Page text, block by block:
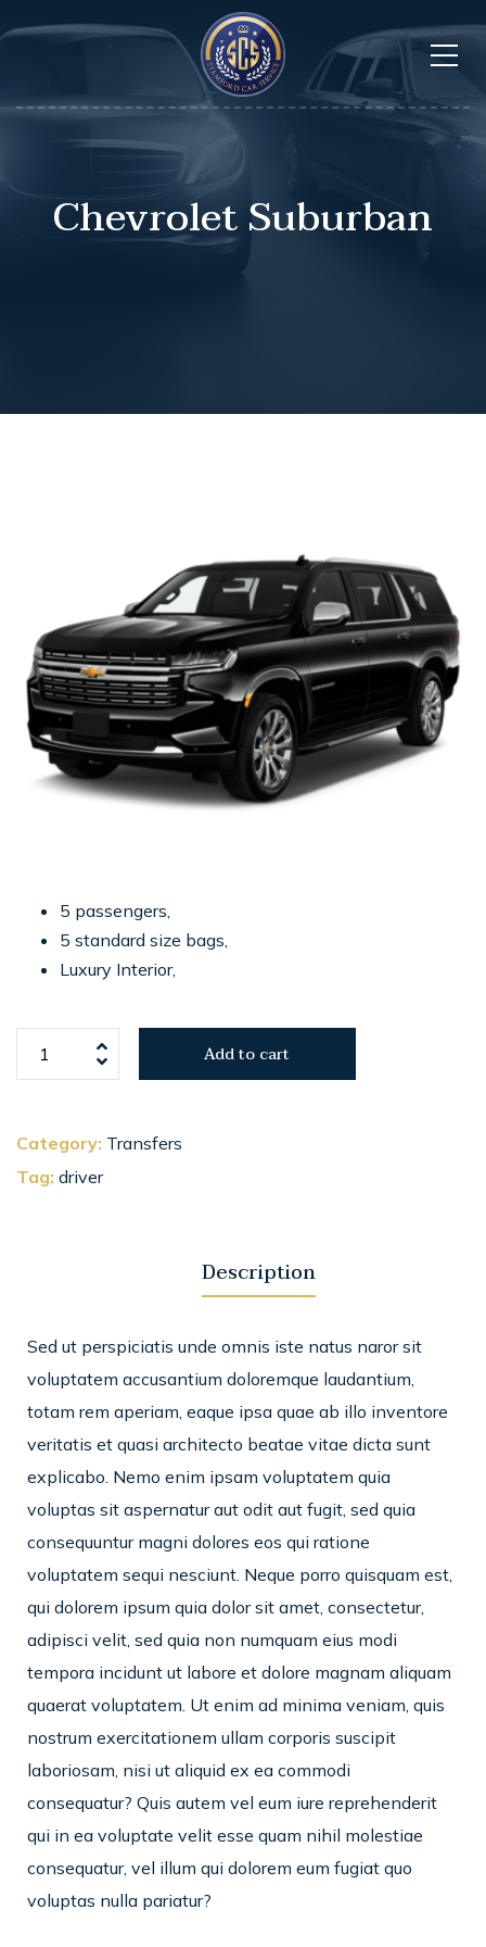
Chevrolet Suburban
5 passengers,
5 standard size bags,
Luxury Interior,
Add to cart
Category: Transfers
Tag: driver
Description
Sed ut perspiciatis unde omnis iste natus naror sit
voluptatem accusantium doloremque laudantium,
totam rem aperiam, eaque ipsa quae ab illo inventore
veritatis et quasi architecto beatae vitae dicta sunt
explicabo. Nemo enim ipsam voluptatem quia
voluptas sit aspernatur aut odit aut fugit, sed quia
consequuntur magni dolores eos qui ratione
voluptatem sequi nesciunt. Neque porro quisquam est,
qui dolorem ipsum quia dolor sit amet, consectetur,
adipisci velit, sed quia non numquam eius modi
tempora incidunt ut labore et dolore magnam aliquam
quaerat voluptatem. Ut enim ad minima veniam, quis
nostrum exercitationem ullam corporis suscipit
laboriosam, nisi ut aliquid ex ea commodi
consequatur? Quis autem vel eum iure reprehenderit
qui in ea voluptate velit esse quam nihil molestiae
consequatur, vel illum qui dolorem eum fugiat quo
voluptas nulla pariatur?